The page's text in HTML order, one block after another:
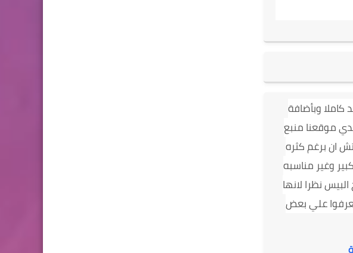
الجديد كاملا وبأضافة
موقعنا منبع
ان برغم كثره
كبير وغير مناسبه
من ضمن نسخ البيس نظرا لانها
علي بعض